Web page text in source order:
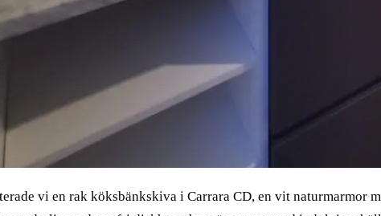
vi en rak köksbänkskiva i Carrara CD, en vit naturmarmor